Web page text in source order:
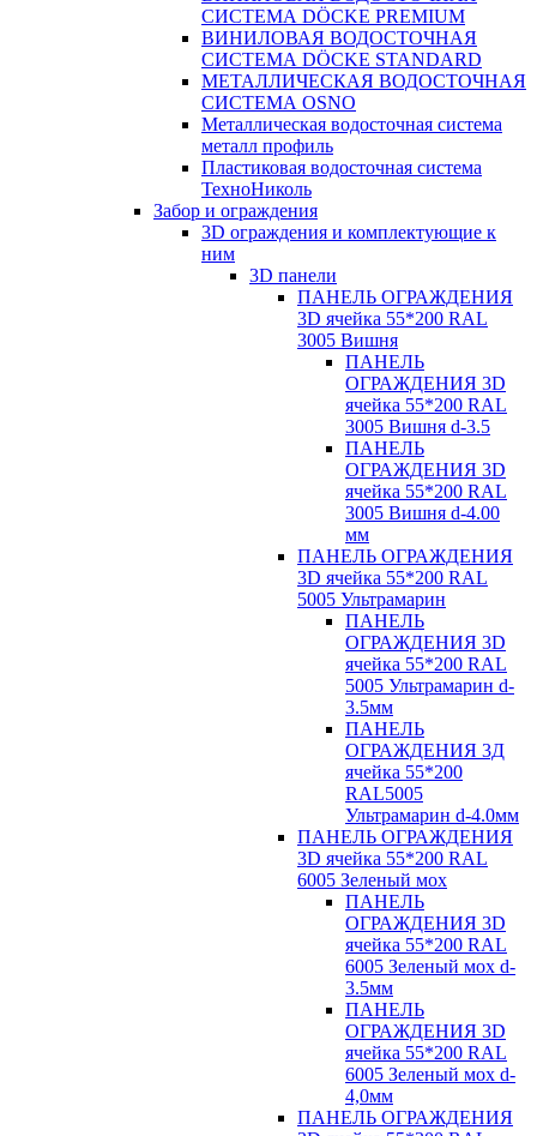
СИСТЕМА DÖCKE PREMIUM
ВИНИЛОВАЯ ВОДОСТОЧНАЯ
СИСТЕМА DÖCKE STANDARD
МЕТАЛЛИЧЕСКАЯ ВОДОСТОЧНАЯ
СИСТЕМА OSNO
Металлическая водосточная система
металл профиль
Пластиковая водосточная система
ТехноНиколь
Забор и ограждения
3D ограждения и комплектующие к
ним
3D панели
ПАНЕЛЬ ОГРАЖДЕНИЯ
3D ячейка 55*200 RAL
3005 Вишня
ПАНЕЛЬ
ОГРАЖДЕНИЯ 3D
ячейка 55*200 RAL
3005 Вишня d-3.5
ПАНЕЛЬ
ОГРАЖДЕНИЯ 3D
ячейка 55*200 RAL
3005 Вишня d-4.00
мм
ПАНЕЛЬ ОГРАЖДЕНИЯ
3D ячейка 55*200 RAL
5005 Ультрамарин
ПАНЕЛЬ
ОГРАЖДЕНИЯ 3D
ячейка 55*200 RAL
5005 Ультрамарин d-
3.5мм
ПАНЕЛЬ
ОГРАЖДЕНИЯ 3Д
ячейка 55*200
RAL5005
Ультрамарин d-4.0мм
ПАНЕЛЬ ОГРАЖДЕНИЯ
3D ячейка 55*200 RAL
6005 Зеленый мох
ПАНЕЛЬ
ОГРАЖДЕНИЯ 3D
ячейка 55*200 RAL
6005 Зеленый мох d-
3.5мм
ПАНЕЛЬ
ОГРАЖДЕНИЯ 3D
ячейка 55*200 RAL
6005 Зеленый мох d-
4,0мм
ПАНЕЛЬ ОГРАЖДЕНИЯ